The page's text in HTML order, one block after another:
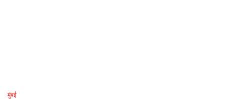
मुंबई